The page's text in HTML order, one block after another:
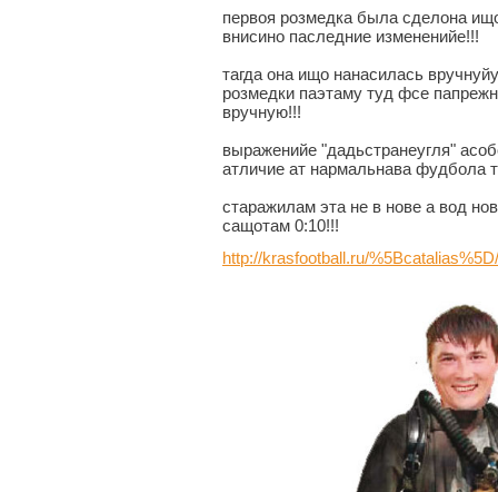
первоя розмедка была сделона
внисино паследние измененийе!!!
тагда она ищо нанасилась
розмедки паэтаму туд фсе
вручную!!!
выраженийе "дадьстранеугля"
атличие ат нармальнава фудбола
старажилам эта не в нове а вод
сащотам 0:10!!!
http://krasfootball.ru/